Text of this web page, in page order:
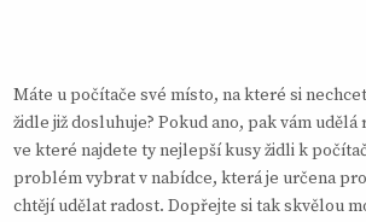
Máte u počítače své místo, na které si
židle již dosluhuje? Pokud ano, pak vám udělá
ve které najdete ty nejlepší kusyžidli k
problém vybrat v nabídce, která je určena
chtějí udělat radost. Dopřejte si tak skvělou